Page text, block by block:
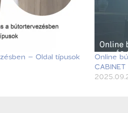
– Oldal típusok
Online